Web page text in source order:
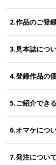
2.作品のご登
3.見本誌につ
4.登録作品の
5.ご紹介でき
6.オマケにつ
7.発注について